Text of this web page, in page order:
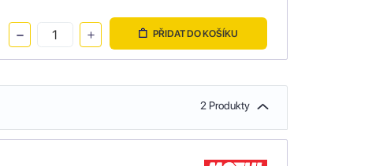
PŘIDAT DO KOŠÍKU
2 Produkty